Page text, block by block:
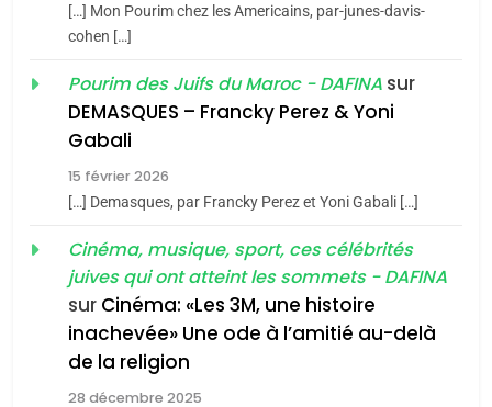
du terroir
Oeil ravageur – Vanessa
De Loya Stauber
«Tu dis génocide, je dis
guerre»: La nouvelle
chanson de Boy George
ISRAÉL JUDAISME
[…] Mon Pourim chez les Americains, par-junes-davis-
cohen […]
Pourim des Juifs du Maroc - DAFINA sur
DEMASQUES – Francky Perez & Yoni
Gabali
15 février 2026
[…] Demasques, par Francky Perez et Yoni Gabali […]
Cinéma, musique, sport, ces célébrités
juives qui ont atteint les sommets - DAFINA
sur Cinéma: «Les 3M, une histoire
inachevée» Une ode à l’amitié au-delà
de la religion
28 décembre 2025
meurtrière selon le rapport
l’antisémitisme
FIÈRE, DIGNE ET RÉSILIENTE :
POURQUOI JE REVENDIQUE
MA JUDAÏTE par Thérèse
ISRAÉL